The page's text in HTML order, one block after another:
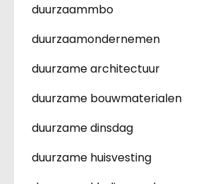
duurzaammbo
duurzaamondernemen
duurzame architectuur
duurzame bouwmaterialen
duurzame dinsdag
duurzame huisvesting